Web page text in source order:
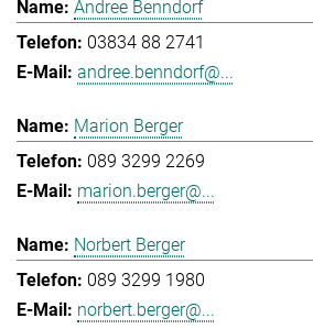
Andree Benndorf
03834 88 2741
andree.benndorf@...
Marion Berger
089 3299 2269
marion.berger@...
Norbert Berger
089 3299 1980
norbert.berger@...